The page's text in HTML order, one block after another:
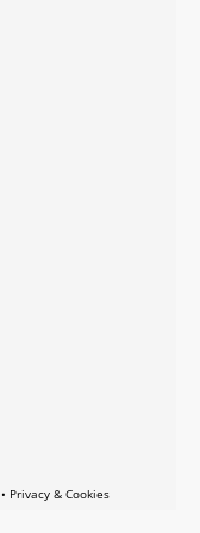
Privacy & Cookies